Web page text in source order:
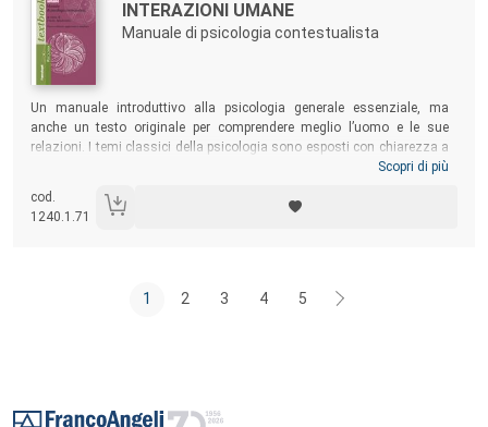
Titolo:
INTERAZIONI UMANE
Manuale di psicologia contestualista
Sommario:
Un manuale introduttivo alla psicologia generale essenziale, ma
anche un testo originale per comprendere meglio l’uomo e le sue
relazioni. I temi classici della psicologia sono esposti con chiarezza a
studenti ma anche a semplici curiosi. Questa nuova edizione è
comportamentale e i processi di scelta; uno sulle applicazioni dei
principi dell’apprendimento; uno sulle più recenti teorie sui rapporti tra
Scopri di più
cod.
1240.1.71
1 2 3 4 5